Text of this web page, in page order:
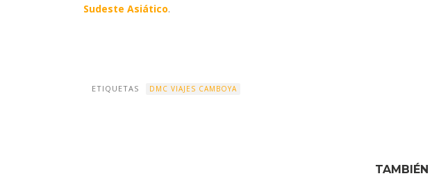
Sudeste Asiático.
ETIQUETAS DMC VIAJES CAMBOYA
TAMBIÉN